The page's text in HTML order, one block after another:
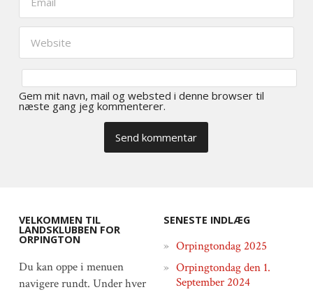
Gem mit navn, mail og websted i denne browser til
næste gang jeg kommenterer.
VELKOMMEN TIL
LANDSKLUBBEN FOR
ORPINGTON
Du kan oppe i menuen
navigere rundt. Under hver
SENESTE INDLÆG
Orpingtondag 2025
Orpingtondag den 1.
September 2024